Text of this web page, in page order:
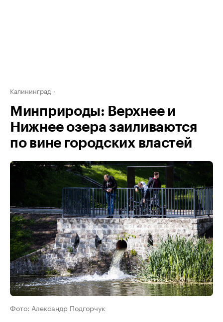
Калининград
Минприроды: Верхнее и
Нижнее озера заиливаются
по вине городских властей
Фото: Александр Подгорчук